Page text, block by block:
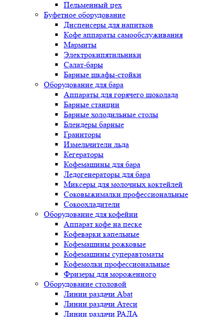
Пельменный цех
Буфетное оборудование
Диспенсеры для напитков
Кофе аппараты самообслуживания
Мармиты
Электрокипятильники
Cалат-бары
Барные шкафы-стойки
Оборудование для бара
Аппараты для горячего шоколада
Барные станции
Барные холодильные столы
Блендеры барные
Граниторы
Измельчители льда
Кегераторы
Кофемашины для бара
Ледогенераторы для бара
Миксеры для молочных коктейлей
Соковыжималки профессиональные
Сокоохладители
Оборудование для кофейни
Аппарат кофе на песке
Кофеварки капельные
Кофемашины рожковые
Кофемашины суперавтоматы
Кофемолки профессиональные
Фризеры для мороженного
Оборудование столовой
Линии раздачи Abat
Линии раздачи Атеси
Линии раздачи РАДА